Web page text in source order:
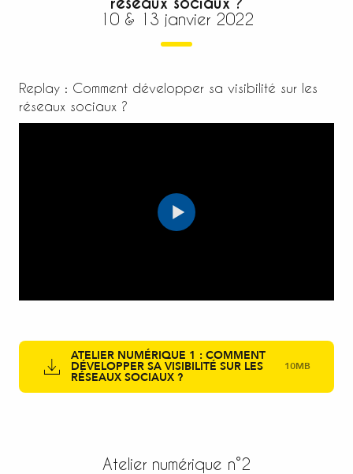
10 & 13 janvier 2022
Replay : Comment développer sa visibilité sur les
réseaux sociaux ?
ATELIER NUMÉRIQUE 1 : COMMENT
DÉVELOPPER SA VISIBILITÉ SUR LES
RÉSEAUX SOCIAUX ?
10MB
Atelier numérique n°2